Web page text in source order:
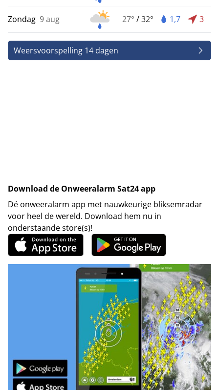
Zondag 9 aug 27° /32° 1,7 3
Weersvoorspelling 14 dagen
Download de Onweeralarm Sat24 app
Dé onweeralarm app met nauwkeurige bliksemradar
voor heel de wereld. Download hem nu in
onderstaande store(s)!